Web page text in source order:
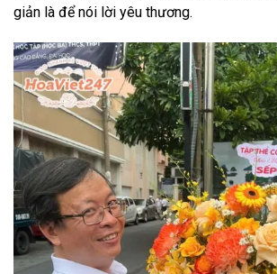
giản là để nói lời yêu thương.